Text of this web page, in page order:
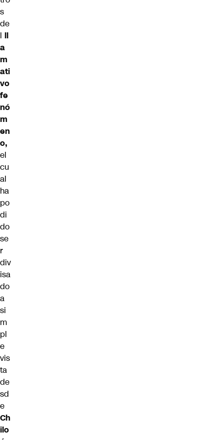
s
de
l ll
a
m
ati
vo
fe
nó
m
en
o,
el
cu
al
ha
po
di
do
se
r
div
isa
do
a
si
m
pl
e
vis
ta
de
sd
e
Ch
ilo